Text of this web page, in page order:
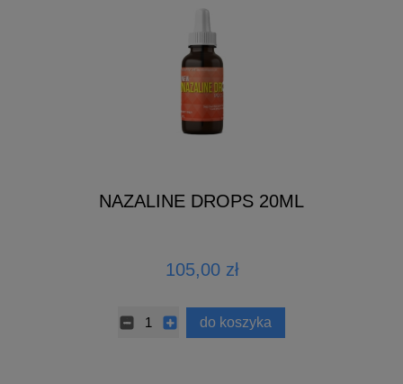
NAZALINE DROPS 20ML
105,00 zł
do koszyka